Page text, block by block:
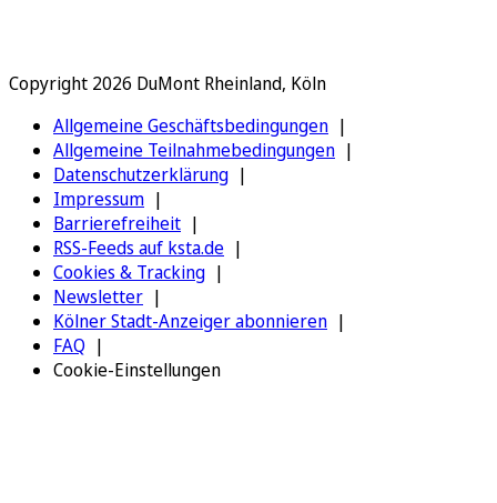
Copyright 2026 DuMont Rheinland, Köln
Allgemeine Geschäftsbedingungen
Allgemeine Teilnahmebedingungen
Datenschutzerklärung
Impressum
Barrierefreiheit
RSS-Feeds auf ksta.de
Cookies & Tracking
Newsletter
Kölner Stadt-Anzeiger abonnieren
FAQ
Cookie-Einstellungen